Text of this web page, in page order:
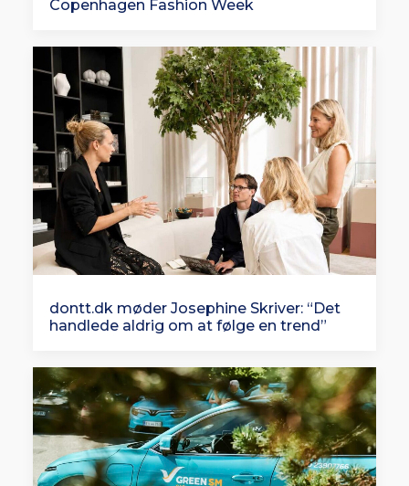
Copenhagen Fashion Week
dontt.dk møder Josephine Skriver: “Det
handlede aldrig om at følge en trend”